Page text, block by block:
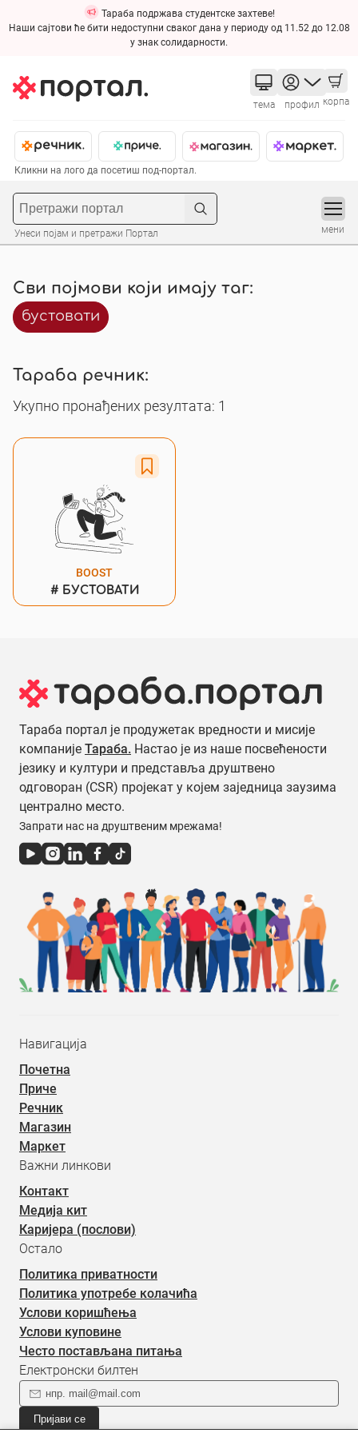
Тараба подржава студентске захтеве!
Наши сајтови ће бити недоступни сваког дана у периоду од 11.52 до 12.08
у знак солидарности.
тема профил корпа
Кликни на лого да посетиш под-портал.
Унеси појам и претражи Портал мени
Сви појмови који имају таг:
бустовати
Тараба речник:
Укупно пронађених резултата: 1
BOOST
# БУСТОВАТИ
Тараба портал је продужетак вредности и мисије
компаније Тараба. Настао је из наше посвећености
језику и култури и представља друштвено
одговоран (CSR) пројекат у којем заједница заузима
централно место.
Запрати нас на друштвеним мрежама!
Навигација
Почетна
Приче
Речник
Магазин
Маркет
Важни линкови
Контакт
Медија кит
Каријера (послови)
Остало
Политика приватности
Политика употребе колачића
Услови коришћења
Услови куповине
Често постављана питања
Електронски билтен
Пријави се